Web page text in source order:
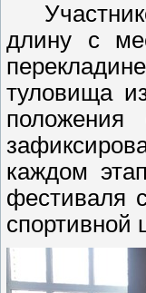
длину с
туловища
каждом
фестиваля
спортивной